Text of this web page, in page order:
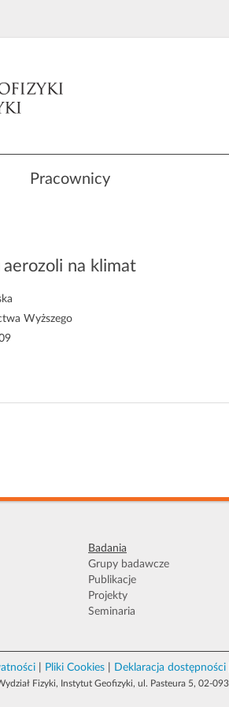
Pracownicy
aerozoli na klimat
Wyższego
Badania
Grupy badawcze
Publikacje
Projekty
Seminaria
| Pliki Cookies| Deklaracja dostępności|
Fizyki, Instytut Geofizyki, ul. Pasteura 5, 02-093